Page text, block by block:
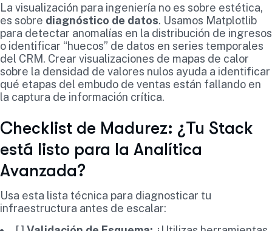
La visualización para ingeniería no es sobre estética,
es sobre diagnóstico de datos. Usamos Matplotlib
para detectar anomalías en la distribución de ingresos
o identificar “huecos” de datos en series temporales
del CRM. Crear visualizaciones de mapas de calor
sobre la densidad de valores nulos ayuda a identificar
qué etapas del embudo de ventas están fallando en
la captura de información crítica.
Checklist de Madurez: ¿Tu Stack
está listo para la Analítica
Avanzada?
Usa esta lista técnica para diagnosticar tu
infraestructura antes de escalar: